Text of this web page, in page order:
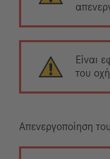
Είναι
του
Απενεργοποίηση